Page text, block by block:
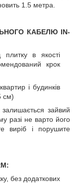
1.5 метра.
КАБЕЛЮ IN-
плитку в якості
крок
і будинків
см)
зайвий
разі не варто його
виріб і порушите
без додаткових